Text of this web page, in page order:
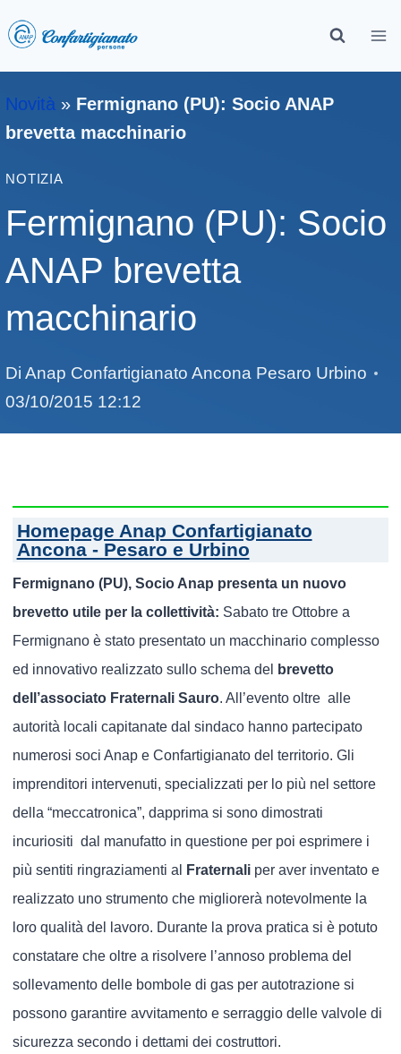
Novità » Fermignano (PU): Socio ANAP
brevetta macchinario
NOTIZIA
Fermignano (PU): Socio
ANAP brevetta
macchinario
Di Anap Confartigianato Ancona Pesaro Urbino
03/10/2015 12:12
Homepage Anap Confartigianato
Ancona - Pesaro e Urbino
Fermignano (PU), Socio Anap presenta un nuovo
brevetto utile per la collettività: Sabato tre Ottobre a
Fermignano è stato presentato un macchinario complesso
ed innovativo realizzato sullo schema del
brevetto
dell’associato Fraternali Sauro. All’evento oltre alle
autorità locali capitanate dal sindaco hanno partecipato
numerosi soci Anap e Confartigianato del territorio. Gli
imprenditori intervenuti, specializzati per lo più nel settore
della “meccatronica”, dapprima si sono dimostrati
incuriositi dal manufatto in questione per poi esprimere i
più sentiti ringraziamenti al
Fraternali per aver inventato e
realizzato uno strumento che migliorerà notevolmente la
loro qualità del lavoro. Durante la prova pratica si è potuto
constatare che oltre a risolvere l’annoso problema del
sollevamento delle bombole di gas per autotrazione si
possono garantire avvitamento e serraggio delle valvole di
sicurezza secondo i dettami dei costruttori.